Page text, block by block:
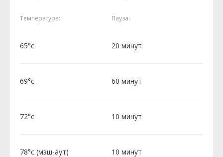
Температура: Пауза:
65°c 20 минут
69°c 60 минут
72°c 10 минут
78°c (мэш-аут) 10 минут